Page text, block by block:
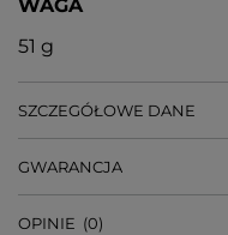
WAGA
51 g
SZCZEGÓŁOWE DANE
GWARANCJA
OPINIE (0)